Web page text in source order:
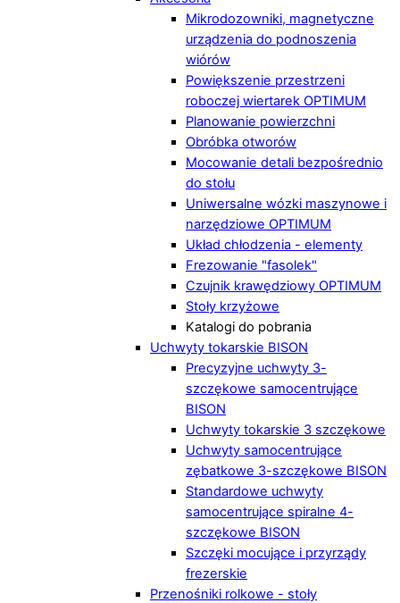
Mikrodozowniki, magnetyczne
urządzenia do podnoszenia
wiórów
Powiększenie przestrzeni
roboczej wiertarek OPTIMUM
Planowanie powierzchni
Obróbka otworów
Mocowanie detali bezpośrednio
do stołu
Uniwersalne wózki maszynowe i
narzędziowe OPTIMUM
Układ chłodzenia - elementy
Frezowanie "fasolek"
Czujnik krawędziowy OPTIMUM
Stoły krzyżowe
Katalogi do pobrania
Uchwyty tokarskie BISON
Precyzyjne uchwyty 3-
szczękowe samocentrujące
BISON
Uchwyty tokarskie 3 szczękowe
Uchwyty samocentrujące
zębatkowe 3-szczękowe BISON
Standardowe uchwyty
samocentrujące spiralne 4-
szczękowe BISON
Szczęki mocujące i przyrządy
frezerskie
Przenośniki rolkowe - stoły